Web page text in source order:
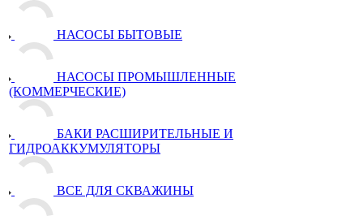
НАСОСЫ БЫТОВЫЕ
НАСОСЫ ПРОМЫШЛЕННЫЕ
(КОММЕРЧЕСКИЕ)
БАКИ РАСШИРИТЕЛЬНЫЕ И
ГИДРОАККУМУЛЯТОРЫ
ВСЕ ДЛЯ СКВАЖИНЫ